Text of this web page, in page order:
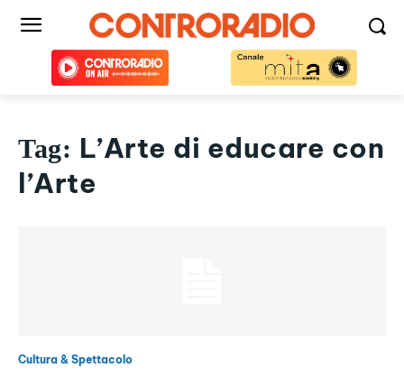
Tag: L’Arte di educare con
l’Arte
Cultura & Spettacolo